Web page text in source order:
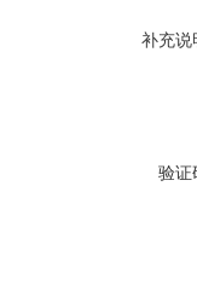
补充说
验证